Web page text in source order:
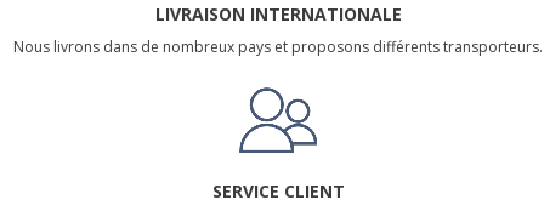
LIVRAISON INTERNATIONALE
Nous livrons dans de nombreux pays et proposons différents transporteurs.
SERVICE CLIENT